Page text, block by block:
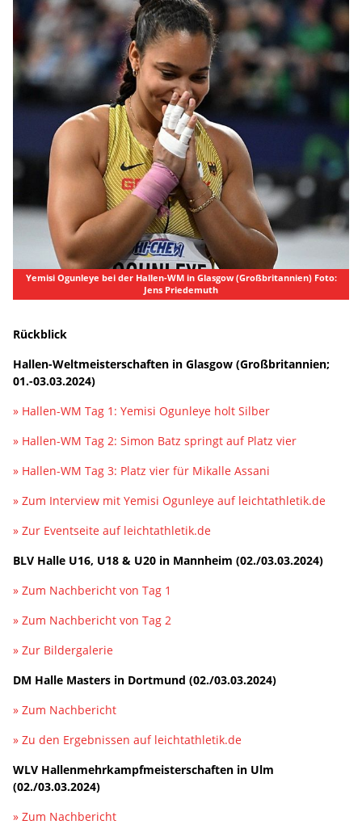
Yemisi Ogunleye bei der Hallen-WM in Glasgow (Großbritannien) Foto:
Jens Priedemuth
Rückblick
Hallen-Weltmeisterschaften in Glasgow (Großbritannien;
01.-03.03.2024)
» Hallen-WM Tag 1: Yemisi Ogunleye holt Silber
» Hallen-WM Tag 2: Simon Batz springt auf Platz vier
» Hallen-WM Tag 3: Platz vier für Mikalle Assani
» Zum Interview mit Yemisi Ogunleye auf leichtathletik.de
» Zur Eventseite auf leichtathletik.de
BLV Halle U16, U18 & U20 in Mannheim (02./03.03.2024)
» Zum Nachbericht von Tag 1
» Zum Nachbericht von Tag 2
» Zur Bildergalerie
DM Halle Masters in Dortmund (02./03.03.2024)
» Zum Nachbericht
» Zu den Ergebnissen auf leichtathletik.de
WLV Hallenmehrkampfmeisterschaften in Ulm
(02./03.03.2024)
» Zum Nachbericht